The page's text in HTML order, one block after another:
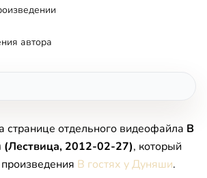
автора
странице отдельного видеофайла В
(Лествица, 2012-02-27), который
В гостях у Дуняши.